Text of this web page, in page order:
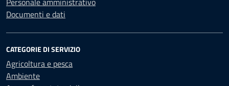
Documenti e dati
CATEGORIE DI SERVIZIO
Agricoltura e pesca
Ambiente